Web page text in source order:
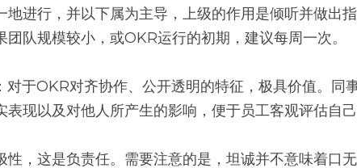
地进行，并以下属为主导，上级的作用是倾听并做出
队规模较小，或OKR运行的初期，建议每周一次。
于OKR对齐协作、公开透明的特征，极具价值。同
表现以及对他人所产生的影响，便于员工客观评估自
性，这是负责任。需要注意的是，坦诚并不意味着口